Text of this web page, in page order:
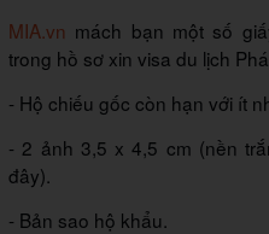
MIA.vn mách bạn một số
trong hồ sơ xin visa du lịch
- Hộ chiếu gốc còn hạn với ít
- 2 ảnh 3,5 x 4,5 cm (nền
đây).
- Bản sao hộ khẩu.